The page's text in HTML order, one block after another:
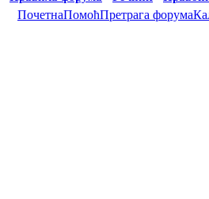
ПочетнаПомоћПретрага форума